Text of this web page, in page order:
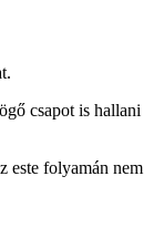
csapot is hallani
este folyamán nem